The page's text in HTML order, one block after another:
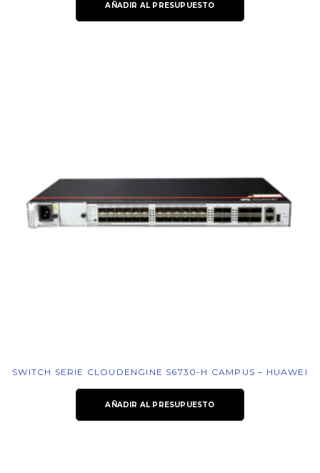
AÑADIR AL PRESUPUESTO
SWITCH SERIE CLOUDENGINE S6730-H CAMPUS – HUAWEI
AÑADIR AL PRESUPUESTO